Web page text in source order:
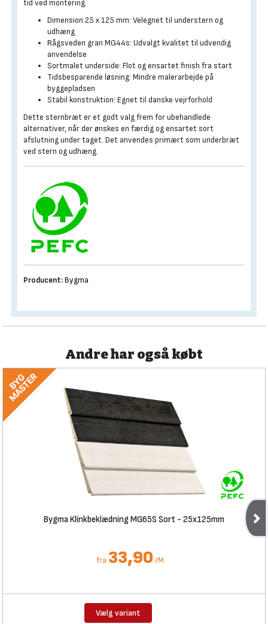
tid ved montering.
Dimension 25 x 125 mm: Velegnet til understern og
udhæng
Rågsveden gran MG44s: Udvalgt kvalitet til udvendig
anvendelse
Sortmalet underside: Flot og ensartet finish fra start
Tidsbesparende løsning: Mindre malerarbejde på
byggepladsen
Stabil konstruktion: Egnet til danske vejrforhold
Dette sternbræt er et godt valg frem for ubehandlede
alternativer, når der ønskes en færdig og ensartet sort
afslutning under taget. Det anvendes primært som underbræt
ved stern og udhæng.
Producent:Bygma
Andre har også købt
Bygma Klinkbeklædning MG65S Sort - 25x125mm
fra 33,90 /M
Vælg variant